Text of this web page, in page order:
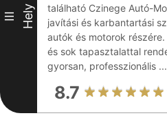
III Hely
található Czinege Autó-
javítási és karbantartási
autók és motorok
és sok tapasztalattal
gyorsan, professzionális ...
8.7